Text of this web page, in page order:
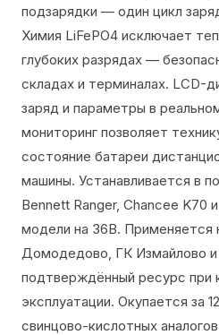
подзарядки — один цикл
Химия LiFePO4 исключает
глубоких разрядах —
складах и терминалах. LCD-
заряд и параметры в
мониторинг позволяет
состояние батареи
машины. Устанавливается в
Bennett Ranger, Chancee K70
модели на 36В. Применяется
Домодедово, ГК Измайлово
подтверждённый ресурс при
эксплуатации. Окупается за
свинцово-кислотных